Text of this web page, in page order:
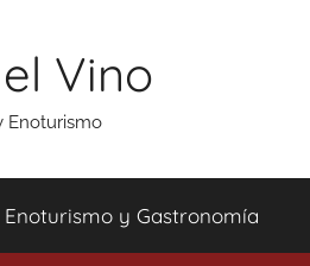
Vino
Enoturismo
Enoturismo y Gastronomía